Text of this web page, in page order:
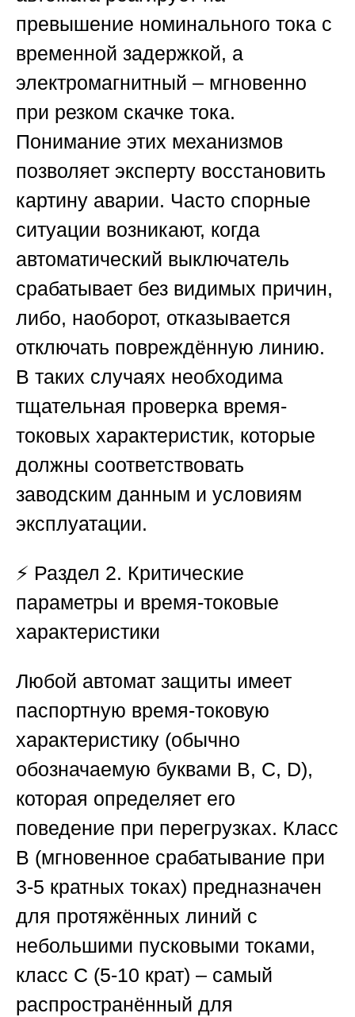
превышение номинального тока с
временной задержкой, а
электромагнитный – мгновенно
при резком скачке тока.
Понимание этих механизмов
позволяет эксперту восстановить
картину аварии. Часто спорные
ситуации возникают, когда
автоматический выключатель
срабатывает без видимых причин,
либо, наоборот, отказывается
отключать повреждённую линию.
В таких случаях необходима
тщательная проверка время-
токовых характеристик, которые
должны соответствовать
заводским данным и условиям
эксплуатации.
⚡ Раздел 2. Критические
параметры и время-токовые
характеристики
Любой автомат защиты имеет
паспортную время-токовую
характеристику (обычно
обозначаемую буквами B, C, D),
которая определяет его
поведение при перегрузках. Класс
B (мгновенное срабатывание при
3-5 кратных токах) предназначен
для протяжённых линий с
небольшими пусковыми токами,
класс C (5-10 крат) – самый
распространённый для